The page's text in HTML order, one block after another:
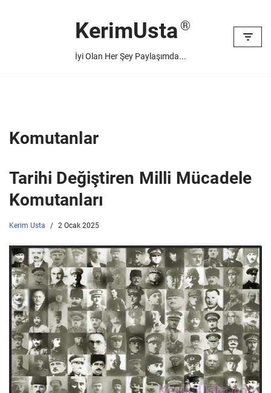
KerimUsta
İyi Olan Her Şey Paylaşımda...
Komutanlar
Tarihi Değiştiren Milli Mücadele
Komutanları
Kerim Usta 2 Ocak 2025